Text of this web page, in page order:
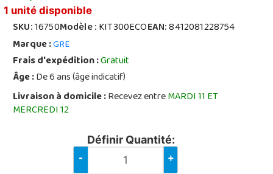
1 unité disponible
SKU:16750Modèle :KIT300ECOEAN:8412081228754
Marque :GRE
Frais d'expédition :Gratuit
Âge :De 6 ans (âge indicatif)
Livraison à domicile :Recevez entreMARDI 11 ET
MERCREDI 12
Définir Quantité:
- +